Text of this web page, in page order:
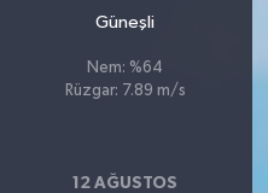
Güneşli
Nem: %64
Rüzgar: 7.89 m/s
12 AĞUSTOS